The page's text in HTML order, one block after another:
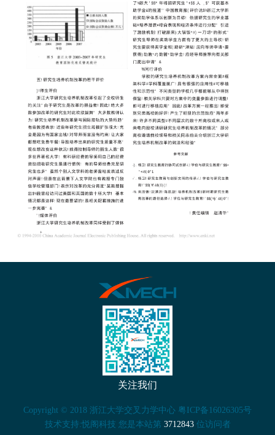
关注我们
Copyright © 2018 浙江大学交叉力学中心 粤ICP备16026305号
技术支持:悦阁科技 您是本站第 3712843位访问者